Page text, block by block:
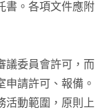
書。各項文件應附
議委員會許可，而
申請許可、報備。
活動範圍，原則上